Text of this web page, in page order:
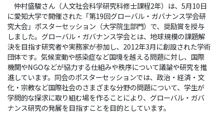
仲村盛駿さん（人文社会科学研究科修士課程2年）は、5月10日
に愛知大学で開催された「第19回グローバル・ガバナンス学会研
究大会」ポスターセッション（大学院生部門）で、奨励賞を授与
しました。グローバル・ガバナンス学会とは、地球規模の課題解
決を目指す研究者や実務家が参加し、2012年3月に創設された学術
団体です。気候変動や感染症など国境を越える問題に対し、国際
機関やNGOなどが協力する仕組みや秩序について議論や研究を推
進しています。同会のポスターセッションでは、政治・経済・文
化・宗教など国際社会のさまざまな分野の問題について、学生が
学問的な探求に取り組む場を作ることにより、グローバル・ガバ
ナンス研究の発展を目指すことを目的としています。